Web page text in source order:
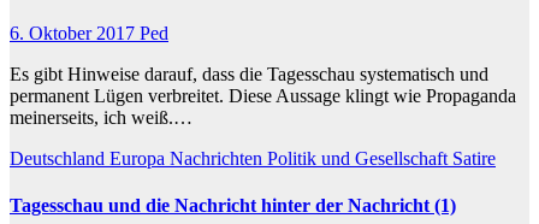
6. Oktober 2017 Ped
Es gibt Hinweise darauf, dass die Tagesschau systematisch und
permanent Lügen verbreitet. Diese Aussage klingt wie Propaganda
meinerseits, ich weiß.…
Deutschland Europa Nachrichten Politik und Gesellschaft Satire
Tagesschau und die Nachricht hinter der Nachricht (1)